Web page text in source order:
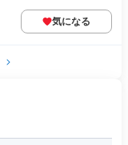
気になる